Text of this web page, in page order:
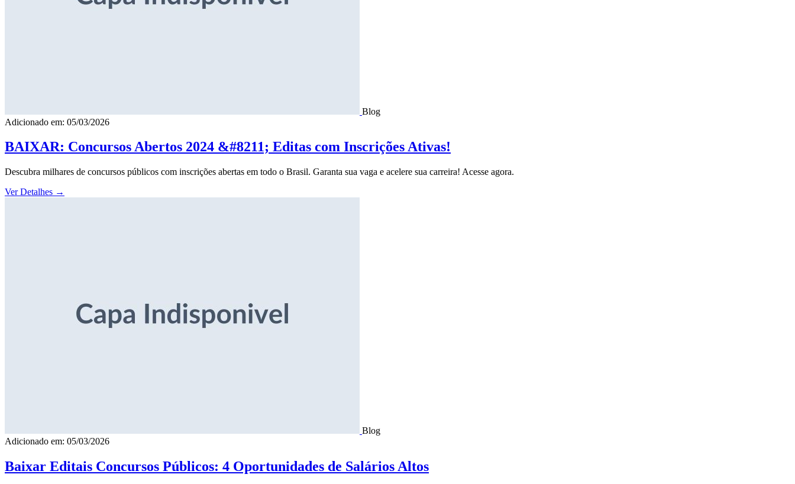
Blog
Adicionado em: 05/03/2026
BAIXAR: Concursos Abertos 2024 &#8211; Editas com Inscrições Ativas!
Descubra milhares de concursos públicos com inscrições abertas em todo o Brasil. Garanta sua vaga e acelere sua carreira! Acesse agora.
Ver Detalhes →
Blog
Adicionado em: 05/03/2026
Baixar Editais Concursos Públicos: 4 Oportunidades de Salários Altos